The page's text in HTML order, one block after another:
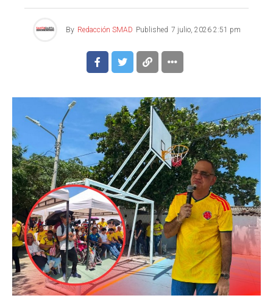
By Redacción SMAD Published 7 julio, 2026 2:51 pm